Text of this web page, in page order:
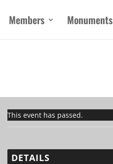
Members Monuments
This event has passed.
DETAILS